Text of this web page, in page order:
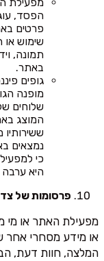
הפסד,
פרטים
שימוש
תמונה,
באתר.
גופים
מופנה
שלוחים
המוצג
נמצאים
כי
היא
פרסומות של
מפעילת האתר או מי
או מידע מסחרי אחר
המלצה, חוות דעת,